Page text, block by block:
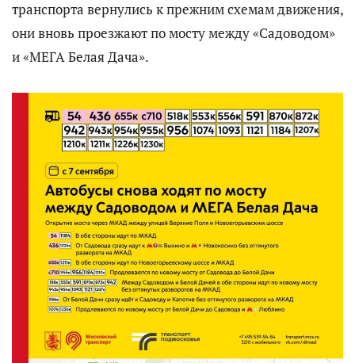
транспорта вернулись к прежним схемам движения,
они вновь проезжают по мосту между «Садоводом»
и «МЕГА Белая Дача».